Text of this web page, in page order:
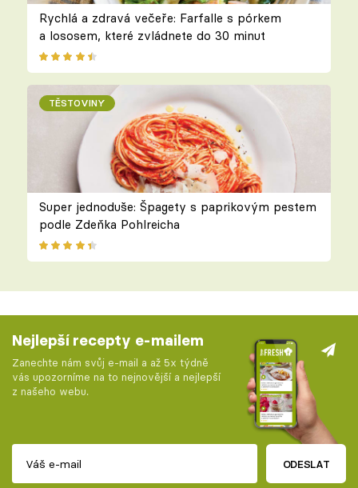
Rychlá a zdravá večeře: Farfalle s pórkem
a lososem, které zvládnete do 30 minut
TĚSTOVINY
Super jednoduše: Špagety s paprikovým pestem
podle Zdeňka Pohlreicha
Nejlepší recepty e-mailem
Zanechte nám svůj e-mail a až 5x týdně
vás upozorníme na to nejnovější a nejlepší
z našeho webu.
ODESLAT